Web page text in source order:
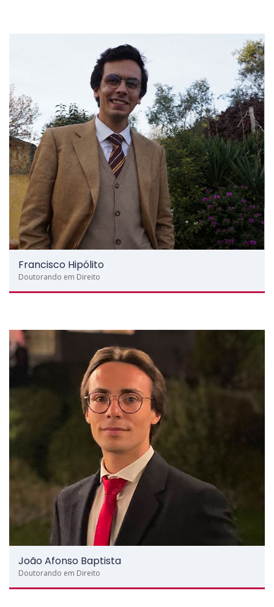
Francisco Hipólito
Doutorando em Direito
João Afonso Baptista
Doutorando em Direito